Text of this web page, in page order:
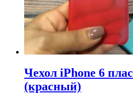
Чехол iPhone 6
(красный)